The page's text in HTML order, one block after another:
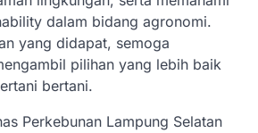
dalam bidang agronomi.
yang didapat, semoga
pilihan yang lebih baik
bertani.
Perkebunan Lampung Selatan